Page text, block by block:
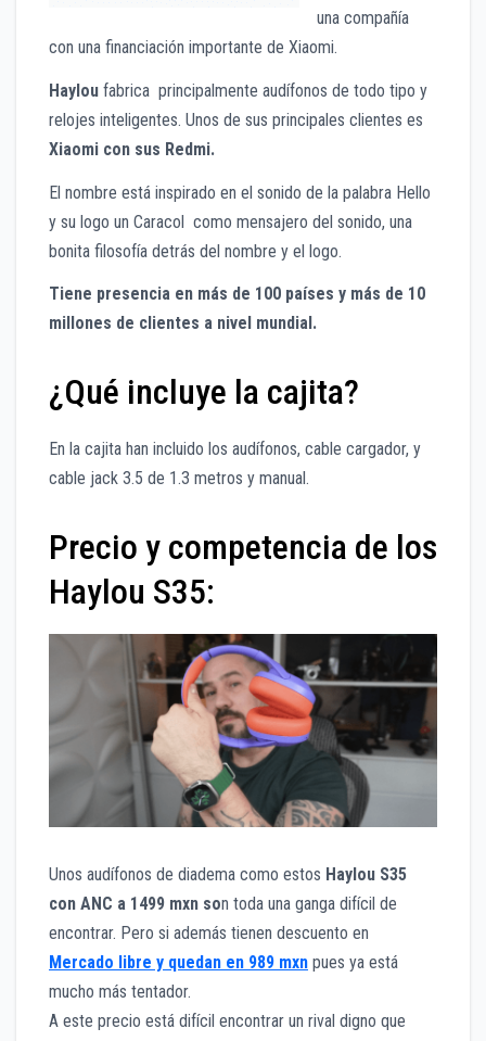
una compañía
con una financiación importante de Xiaomi.
Haylou fabrica principalmente audífonos de todo tipo y
relojes inteligentes. Unos de sus principales clientes es
Xiaomi con sus Redmi.
El nombre está inspirado en el sonido de la palabra Hello
y su logo un Caracol como mensajero del sonido, una
bonita filosofía detrás del nombre y el logo.
Tiene presencia en más de 100 países y más de 10
millones de clientes a nivel mundial.
¿Qué incluye la cajita?
En la cajita han incluido los audífonos, cable cargador, y
cable jack 3.5 de 1.3 metros y manual.
Precio y competencia de los
Haylou S35:
Unos audífonos de diadema como estos Haylou S35
con ANC a 1499 mxn son toda una ganga difícil de
encontrar. Pero si además tienen descuento en
Mercado libre y quedan en 989 mxn pues ya está
mucho más tentador.
A este precio está difícil encontrar un rival digno que